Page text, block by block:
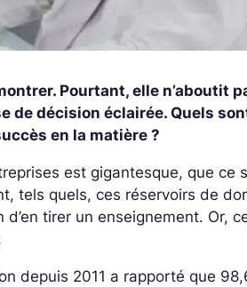
Pourtant, elle n’aboutit
décision éclairée. Quels
en la matière ?
est gigantesque, que ce
tels quels, ces réservoirs de
tirer un enseignement. Or,
depuis 2011 a rapporté que